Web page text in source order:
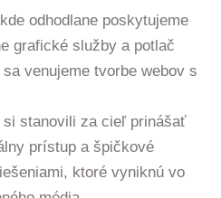
odhodlane poskytujeme
grafické služby a potlač
venujeme tvorbe webov s
stanovili za cieľ prinášať
prístup a špičkové
ktoré vyniknú vo